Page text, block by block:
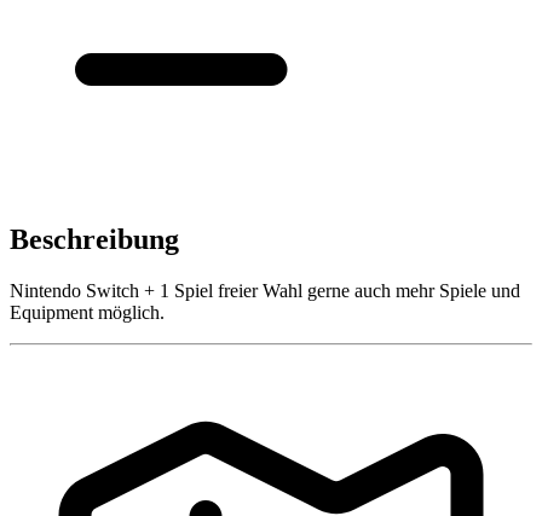
Beschreibung
Nintendo Switch + 1 Spiel freier Wahl gerne auch mehr Spiele und
Equipment möglich.